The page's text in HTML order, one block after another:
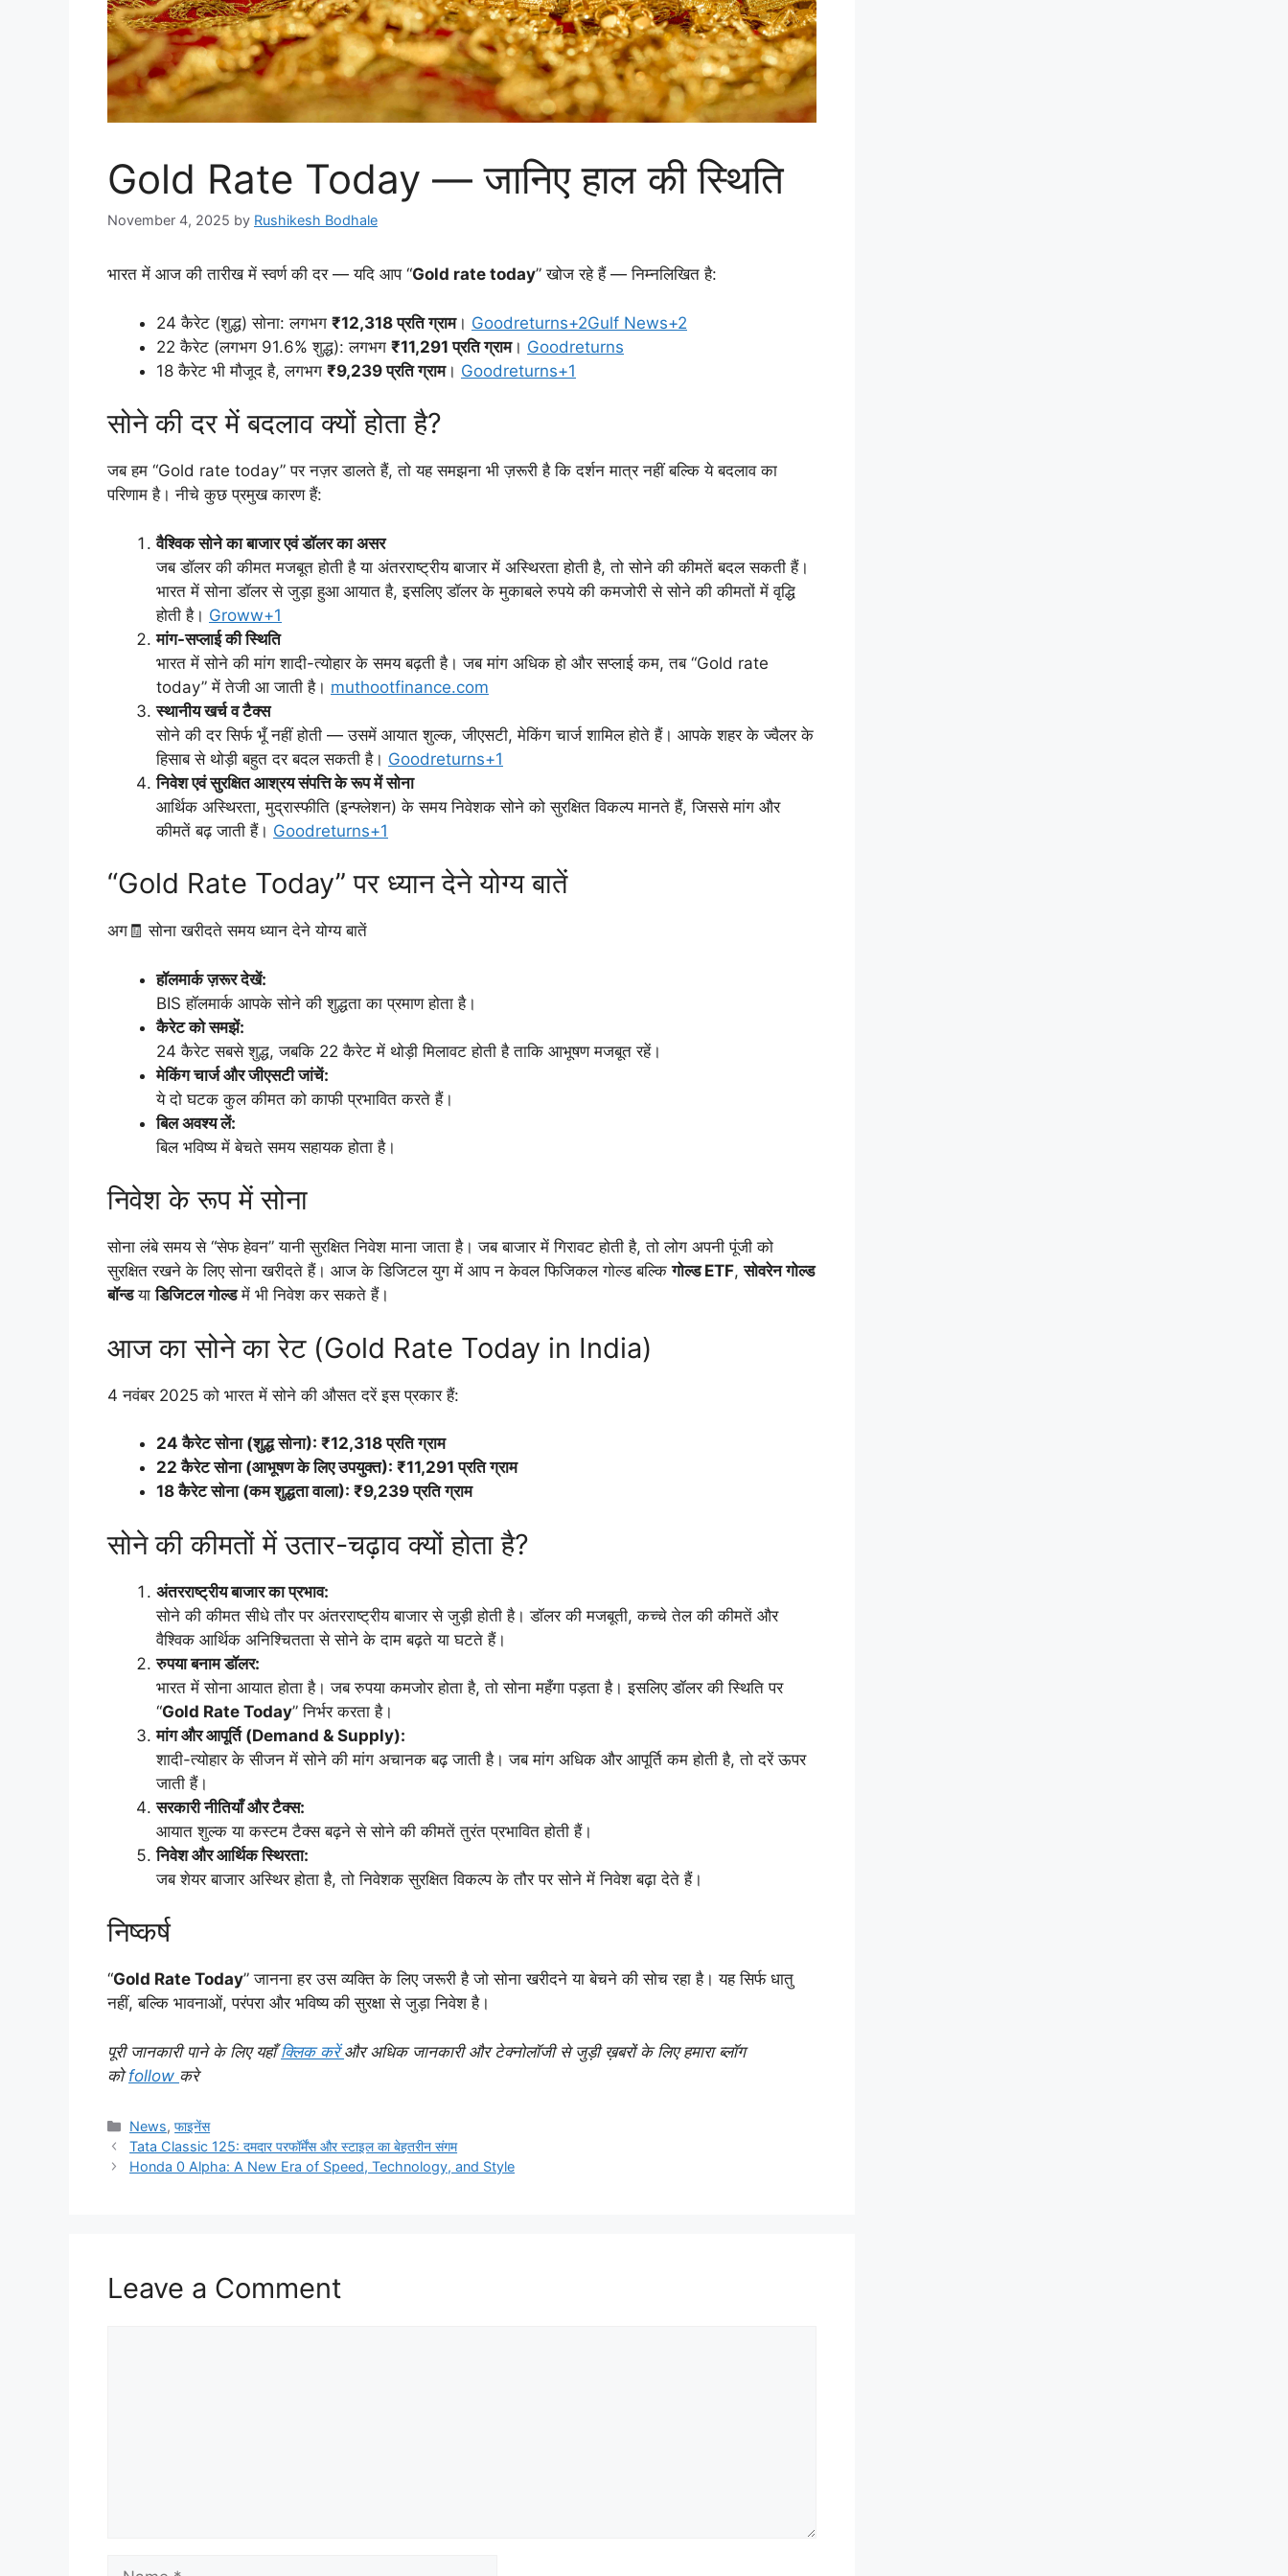
Gold Rate Today — जानिए हाल की स्थिति
November 4, 2025 by Rushikesh Bodhale
भारत में आज की तारीख में स्वर्ण की दर — यदि आप “Gold rate today” खोज रहे हैं — निम्नलिखित है:
24 कैरेट (शुद्ध) सोना: लगभग ₹12,318 प्रति ग्राम। Goodreturns+2Gulf News+2
22 कैरेट (लगभग 91.6% शुद्ध): लगभग ₹11,291 प्रति ग्राम। Goodreturns
18 कैरेट भी मौजूद है, लगभग ₹9,239 प्रति ग्राम। Goodreturns+1
सोने की दर में बदलाव क्यों होता है?
जब हम “Gold rate today” पर नज़र डालते हैं, तो यह समझना भी ज़रूरी है कि दर्शन मात्र नहीं बल्कि ये बदलाव का
परिणाम है। नीचे कुछ प्रमुख कारण हैं:
वैश्विक सोने का बाजार एवं डॉलर का असर
जब डॉलर की कीमत मजबूत होती है या अंतरराष्ट्रीय बाजार में अस्थिरता होती है, तो सोने की कीमतें बदल सकती हैं।
भारत में सोना डॉलर से जुड़ा हुआ आयात है, इसलिए डॉलर के मुकाबले रुपये की कमजोरी से सोने की कीमतों में वृद्धि
होती है। Groww+1
मांग-सप्लाई की स्थिति
भारत में सोने की मांग शादी-त्योहार के समय बढ़ती है। जब मांग अधिक हो और सप्लाई कम, तब “Gold rate
today” में तेजी आ जाती है। muthootfinance.com
स्थानीय खर्च व टैक्स
सोने की दर सिर्फ भूँ नहीं होती — उसमें आयात शुल्क, जीएसटी, मेकिंग चार्ज शामिल होते हैं। आपके शहर के ज्वैलर के
हिसाब से थोड़ी बहुत दर बदल सकती है। Goodreturns+1
निवेश एवं सुरक्षित आश्रय संपत्ति के रूप में सोना
आर्थिक अस्थिरता, मुद्रास्फीति (इन्फ्लेशन) के समय निवेशक सोने को सुरक्षित विकल्प मानते हैं, जिससे मांग और
कीमतें बढ़ जाती हैं। Goodreturns+1
“Gold Rate Today” पर ध्यान देने योग्य बातें
अग🧾 सोना खरीदते समय ध्यान देने योग्य बातें
हॉलमार्क ज़रूर देखें:
BIS हॉलमार्क आपके सोने की शुद्धता का प्रमाण होता है।
कैरेट को समझें:
24 कैरेट सबसे शुद्ध, जबकि 22 कैरेट में थोड़ी मिलावट होती है ताकि आभूषण मजबूत रहें।
मेकिंग चार्ज और जीएसटी जांचें:
ये दो घटक कुल कीमत को काफी प्रभावित करते हैं।
बिल अवश्य लें:
बिल भविष्य में बेचते समय सहायक होता है।
निवेश के रूप में सोना
सोना लंबे समय से “सेफ हेवन” यानी सुरक्षित निवेश माना जाता है। जब बाजार में गिरावट होती है, तो लोग अपनी पूंजी को
सुरक्षित रखने के लिए सोना खरीदते हैं। आज के डिजिटल युग में आप न केवल फिजिकल गोल्ड बल्किगोल्ड ETF,सोवरेन गोल्ड
बॉन्डयाडिजिटल गोल्डमें भी निवेश कर सकते हैं।
आज का सोने का रेट (Gold Rate Today in India)
4 नवंबर 2025 को भारत में सोने की औसत दरें इस प्रकार हैं:
24 कैरेट सोना (शुद्ध सोना): ₹12,318 प्रति ग्राम
22 कैरेट सोना (आभूषण के लिए उपयुक्त): ₹11,291 प्रति ग्राम
18 कैरेट सोना (कम शुद्धता वाला): ₹9,239 प्रति ग्राम
सोने की कीमतों में उतार-चढ़ाव क्यों होता है?
अंतरराष्ट्रीय बाजार का प्रभाव:
सोने की कीमत सीधे तौर पर अंतरराष्ट्रीय बाजार से जुड़ी होती है। डॉलर की मजबूती, कच्चे तेल की कीमतें और
वैश्विक आर्थिक अनिश्चितता से सोने के दाम बढ़ते या घटते हैं।
रुपया बनाम डॉलर:
भारत में सोना आयात होता है। जब रुपया कमजोर होता है, तो सोना महँगा पड़ता है। इसलिए डॉलर की स्थिति पर
“Gold Rate Today” निर्भर करता है।
मांग और आपूर्ति (Demand & Supply):
शादी-त्योहार के सीजन में सोने की मांग अचानक बढ़ जाती है। जब मांग अधिक और आपूर्ति कम होती है, तो दरें ऊपर
जाती हैं।
सरकारी नीतियाँ और टैक्स:
आयात शुल्क या कस्टम टैक्स बढ़ने से सोने की कीमतें तुरंत प्रभावित होती हैं।
निवेश और आर्थिक स्थिरता:
जब शेयर बाजार अस्थिर होता है, तो निवेशक सुरक्षित विकल्प के तौर पर सोने में निवेश बढ़ा देते हैं।
निष्कर्ष
“Gold Rate Today” जानना हर उस व्यक्ति के लिए जरूरी है जो सोना खरीदने या बेचने की सोच रहा है। यह सिर्फ धातु
नहीं, बल्कि भावनाओं, परंपरा और भविष्य की सुरक्षा से जुड़ा निवेश है।
पूरी जानकारी पाने के लिए यहाँक्लिक करेंऔर अधिक जानकारी और टेक्नोलॉजी से जुड़ी ख़बरों के लिए हमारा ब्लॉग
कोfollow करे
Categories
News,फाइनेंस
Tata Classic 125: दमदार परफॉर्मेंस और स्टाइल का बेहतरीन संगम
Honda 0 Alpha: A New Era of Speed, Technology, and Style
Leave a Comment